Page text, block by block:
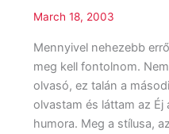
March 18, 2003
Mennyivel nehezebb
meg kell fontolnom.
olvasó, ez talán a
olvastam és láttam az
humora. Meg a stílusa,